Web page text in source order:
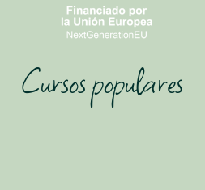
Cursos populares